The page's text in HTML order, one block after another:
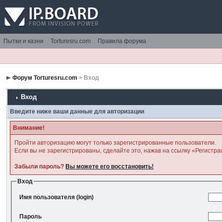
Пытки и казни Torturesru.com Правила форума
Форум Torturesru.com > Вход
Вход
Введите ниже ваши данные для авторизации
Внимание!
Пройти авторизацию могут только зарегистрированные пользователи.
Если вы не зарегистрированы, сделайте это, нажав на ссылку
Забыли пароль? Вы можете его восстановить!
Вход
Имя пользователя (login)
Пароль